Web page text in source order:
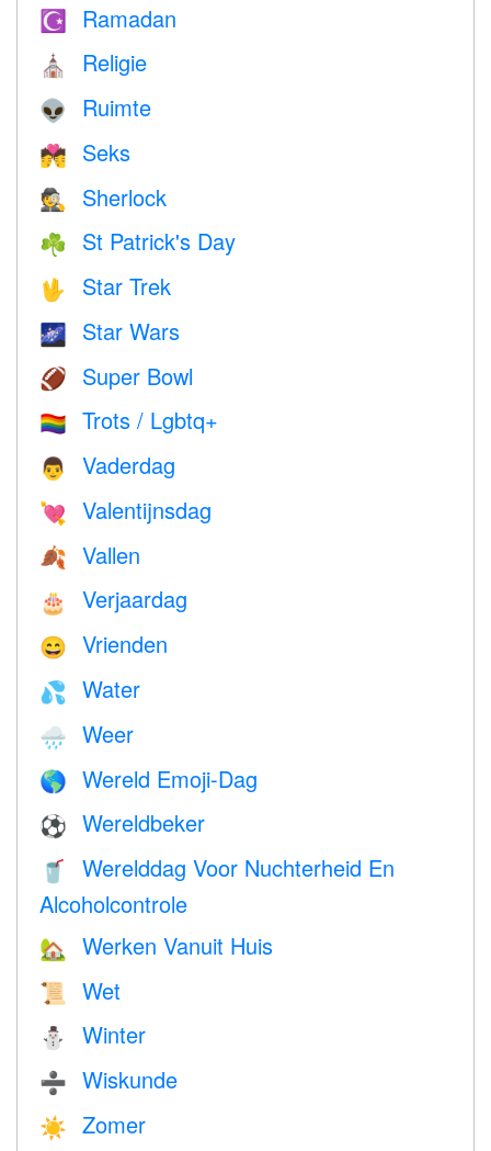
☪️ Ramadan
⛪️ Religie
👽 Ruimte
💏 Seks
🕵️ Sherlock
☘️ St Patrick's Day
🖖 Star Trek
🌌 Star Wars
🏈 Super Bowl
🏳️‍🌈 Trots / Lgbtq+
👨 Vaderdag
💘 Valentijnsdag
🍂 Vallen
🎂 Verjaardag
😄 Vrienden
💦 Water
🌧 Weer
🌎 Wereld Emoji-Dag
⚽ Wereldbeker
🥤
Werelddag Voor Nuchterheid En
Alcoholcontrole
🏡 Werken Vanuit Huis
📜 Wet
⛄ Winter
➗ Wiskunde
☀️ Zomer